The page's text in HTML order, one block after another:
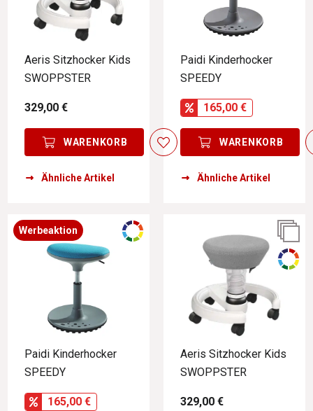
Aeris Sitzhocker Kids
SWOPPSTER
329,00 €
WARENKORB
Ähnliche Artikel
Paidi Kinderhocker
SPEEDY
165,00 €
WARENKORB
Ähnliche Artikel
Werbeaktion
Paidi Kinderhocker
SPEEDY
165,00 €
Aeris Sitzhocker Kids
SWOPPSTER
329,00 €